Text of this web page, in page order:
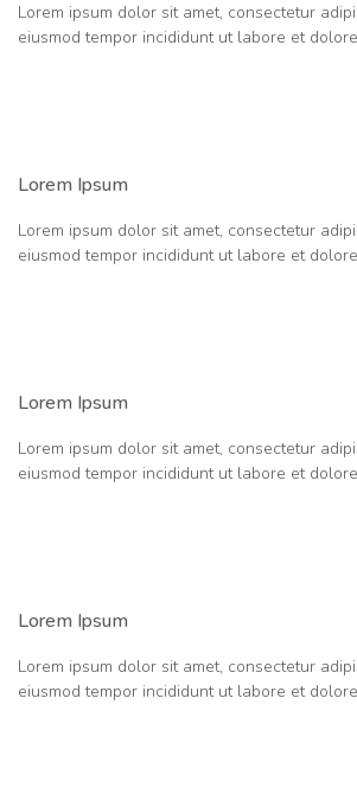
Lorem ipsum dolor sit amet, consectetur
eiusmod tempor incididunt ut labore et
Lorem Ipsum
Lorem ipsum dolor sit amet, consectetur
eiusmod tempor incididunt ut labore et
Lorem Ipsum
Lorem ipsum dolor sit amet, consectetur
eiusmod tempor incididunt ut labore et
Lorem Ipsum
Lorem ipsum dolor sit amet, consectetur
eiusmod tempor incididunt ut labore et